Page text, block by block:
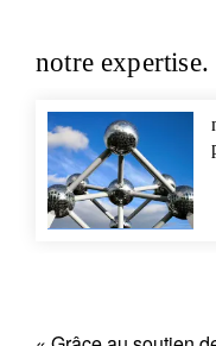
notre expertise.
S'inscrire à la
Email
Titre